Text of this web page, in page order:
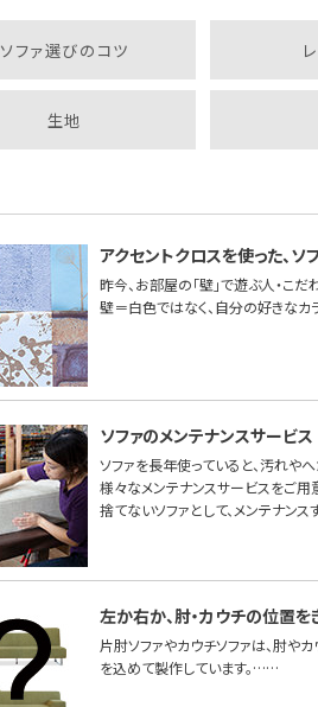
ソファ選びのコツ
生地
アクセントクロスを使った、
昨今、お部屋の「壁」で遊ぶ人・こだ
壁＝白色ではなく、自分の好きな
ソファのメンテナンスサービス
ソファを長年使っていると、汚れや
様々なメンテナンスサービスをご用
捨てないソファとして、メンテナン
左か右か、肘・カウチの位置を
片肘ソファやカウチソファは、肘
を込めて製作しています。……